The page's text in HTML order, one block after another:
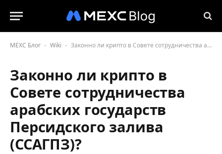
MEXC Блог - Wiki - Законно ли крипто в Совете сотрудничества арабских государств Персидского залива (ССАГПЗ)?
Законно ли крипто в
Совете сотрудничества
арабских государств
Персидского залива
(ССАГПЗ)?